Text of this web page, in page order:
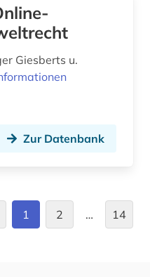
kommunikationswissenschaft (1)
Giesberts u.
Zur Datenbank
1 2 … 14